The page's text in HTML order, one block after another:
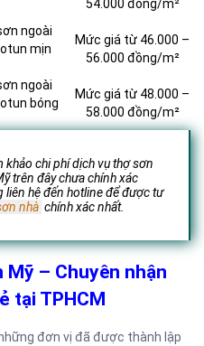
54.000 đồng/m²
ngoài
mịn
Mức giá từ 46.000 –
56.000 đồng/m²
ngoài
bóng
Mức giá từ 48.000 –
58.000 đồng/m²
khảo chi phí dịch vụ thợ sơn
trên đây chưa chính xác
liên hệ đến hotline để được tư
nhà chính xác nhất.
Mỹ – Chuyên nhận
tại TPHCM
đơn vị đã được thành lập